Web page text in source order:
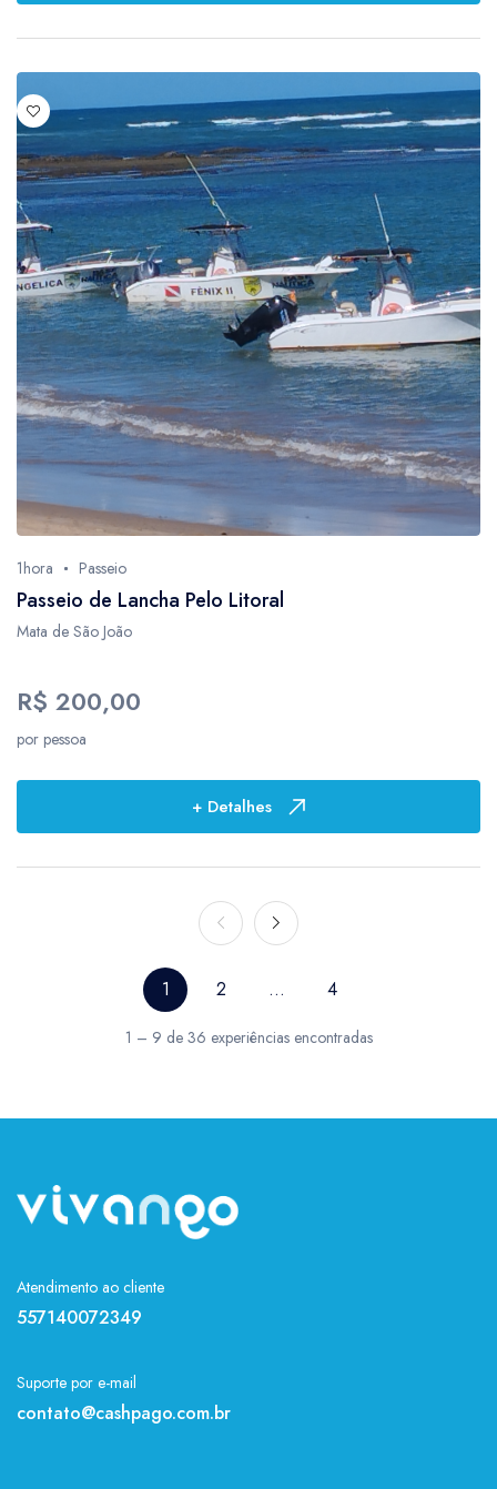
1hora Passeio
Passeio de Lancha Pelo Litoral
Mata de São João
R$ 200,00
por pessoa
+ Detalhes
1 2 ... 4
1 – 9 de 36 experiências encontradas
Atendimento ao cliente
557140072349
Suporte por e-mail
contato@cashpago.com.br